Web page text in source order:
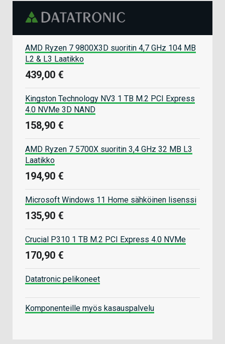
AMD Ryzen 7 9800X3D suoritin 4,7 GHz 104 MB
L2 & L3 Laatikko
439,00 €
Kingston Technology NV3 1 TB M.2 PCI Express
4.0 NVMe 3D NAND
158,90 €
AMD Ryzen 7 5700X suoritin 3,4 GHz 32 MB L3
Laatikko
194,90 €
Microsoft Windows 11 Home sähköinen lisenssi
135,90 €
Crucial P310 1 TB M.2 PCI Express 4.0 NVMe
170,90 €
Datatronic pelikoneet
Komponenteille myös kasauspalvelu